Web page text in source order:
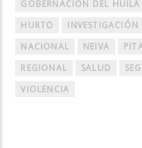
GOBERNACIÓN DEL HUILA
HURTO
INVESTIGACIÓN
NACIONAL
NEIVA
REGIONAL
SALUD
VIOLENCIA